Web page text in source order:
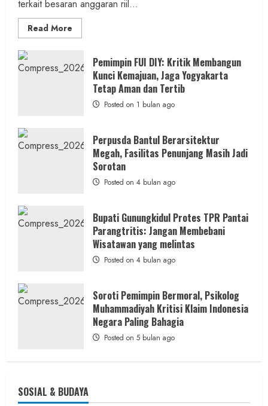
terkait besaran anggaran riil...
Read More
more
Gedung
KDMP
Rp1,6
Miliar,
Diduga
Hanya
Separuhnya
Kontraktor:
Ketum
PWRI
Minta
Pemimpin FUI DIY: Kritik Membangun
Kunci Kemajuan, Jaga Yogyakarta
Tetap Aman dan Tertib
Posted on 1 bulan ago
Perpusda Bantul Berarsitektur
Megah, Fasilitas Penunjang Masih Jadi
Sorotan
Posted on 4 bulan ago
Bupati Gunungkidul Protes TPR Pantai
Parangtritis: Jangan Membebani
Wisatawan yang melintas
Posted on 4 bulan ago
Soroti Pemimpin Bermoral, Psikolog
Muhammadiyah Kritisi Klaim Indonesia
Negara Paling Bahagia
Posted on 5 bulan ago
SOSIAL & BUDAYA